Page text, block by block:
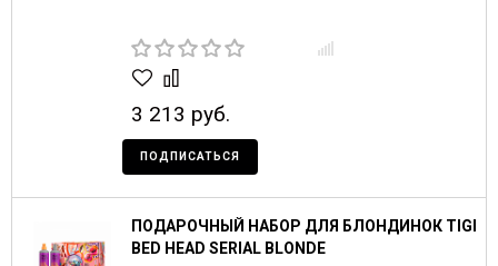
3 213 руб.
ПОДПИСАТЬСЯ
ПОДАРОЧНЫЙ НАБОР ДЛЯ БЛОНДИНОК TIGI
BED HEAD SERIAL BLONDE